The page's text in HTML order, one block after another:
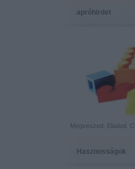
apróhirdet
Megveszed. Eladod.
Hasznosságok